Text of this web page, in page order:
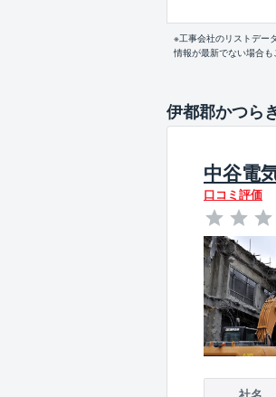
※工事会社のリストデー
情報が最新でない場合
伊都郡かつら
中谷電
口コミ評価